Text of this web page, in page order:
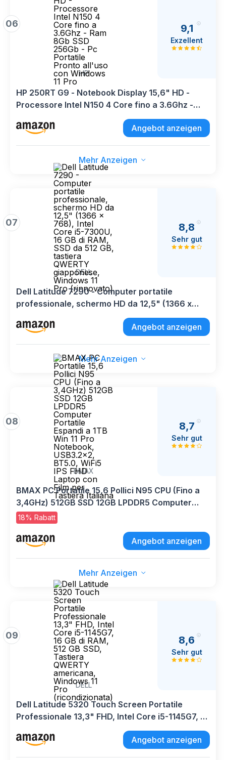
06
HP
9,1
Exzellent
HP 250RT G9 - Notebook Display 15,6" HD -
Processore Intel N150 4 Core fino a 3.6Ghz -
Ram 8Gb SSD 256Gb - Pc Portatile Pronto all'uso
con Windows 11 Pro
Angebot anzeigen
Mehr Anzeigen
07
DELL
8,8
Sehr gut
Dell Latitude 7290 - Computer portatile
professionale, schermo HD da 12,5" (1366 x
768), Intel Core i5-7300U, 16 GB di RAM, SSD da
512 GB, tastiera QWERTY giapponese, Windows
Angebot anzeigen
Mehr Anzeigen
08
BMAX
8,7
Sehr gut
BMAX PC Portatile 15,6 Pollici N95 CPU (Fino a
3,4GHz) 512GB SSD 12GB LPDDR5 Computer
Portatile Espandi a 1TB Win 11 Pro Notebook,
USB3.2x2, BT5.0, WiFi5 IPS FHD Laptop con Film
per Tastiera Italiana
18% Rabatt
Angebot anzeigen
Mehr Anzeigen
09
DELL
8,6
Sehr gut
Dell Latitude 5320 Touch Screen Portatile
Professionale 13,3" FHD, Intel Core i5-1145G7, 16
GB di RAM, 512 GB SSD, Tastiera QWERTY
americana, Windows 11 Pro (ricondizionata)
Angebot anzeigen